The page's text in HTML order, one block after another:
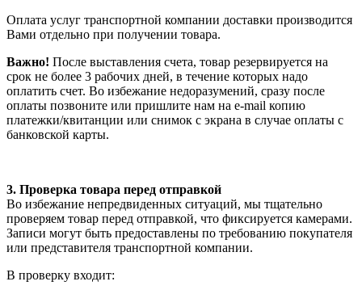
Оплата услуг транспортной компании доставки производится
Вами отдельно при получении товара.
Важно! После выставления счета, товар резервируется на
срок не более 3 рабочих дней, в течение которых надо
оплатить счет. Во избежание недоразумений, сразу после
оплаты позвоните или пришлите нам на e-mail копию
платежки/квитанции или снимок с экрана в случае оплаты с
банковской карты.
3. Проверка товара перед отправкой
Во избежание непредвиденных ситуаций, мы тщательно
проверяем товар перед отправкой, что фиксируется камерами.
Записи могут быть предоставлены по требованию покупателя
или представителя транспортной компании.
В проверку входит: